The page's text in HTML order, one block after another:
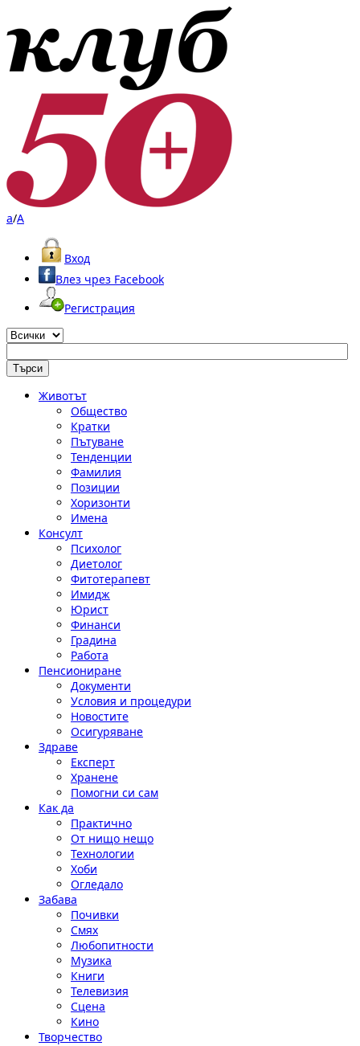
a/A
Вход
Влез чрез Facebook
Регистрация
Животът
Общество
Кратки
Пътуване
Тенденции
Фамилия
Позиции
Хоризонти
Имена
Консулт
Психолог
Диетолог
Фитотерапевт
Имидж
Юрист
Финанси
Градина
Работа
Пенсиониране
Документи
Условия и процедури
Новостите
Осигуряване
Здраве
Експерт
Хранене
Помогни си сам
Как да
Практично
От нищо нещо
Технологии
Хоби
Огледало
Забава
Почивки
Смях
Любопитности
Музика
Книги
Телевизия
Сцена
Кино
Творчество